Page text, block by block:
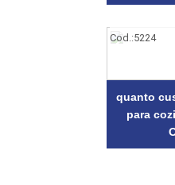
Cod.:5224
quanto
para